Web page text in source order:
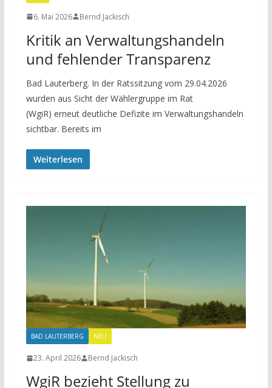
6. Mai 2026 Bernd Jackisch
Kritik an Verwaltungshandeln
und fehlender Transparenz
Bad Lauterberg. In der Ratssitzung vom 29.04.2026
wurden aus Sicht der Wählergruppe im Rat
(WgiR) erneut deutliche Defizite im Verwaltungshandeln
sichtbar. Bereits im
Weiterlesen
BAD LAUTERBERG NEU
23. April 2026 Bernd Jackisch
WgiR bezieht Stellung zu